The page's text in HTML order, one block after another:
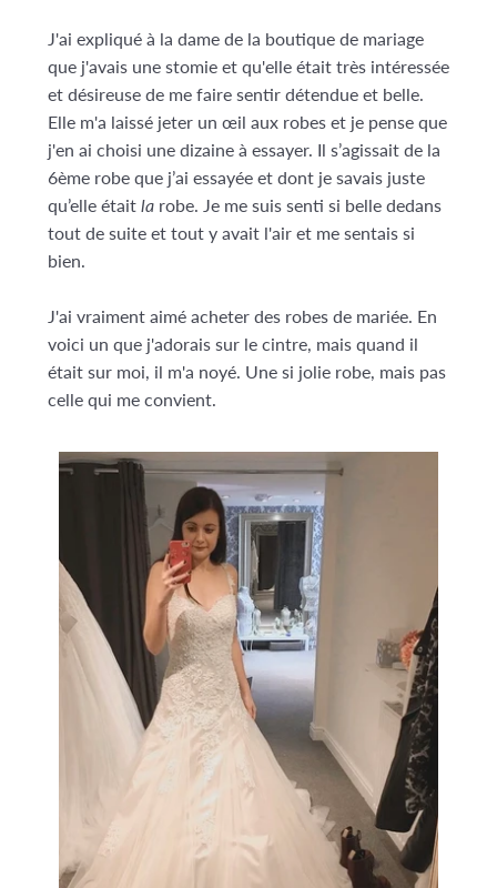
J'ai expliqué à la dame de la boutique de mariage
que j'avais une stomie et qu'elle était très intéressée
et désireuse de me faire sentir détendue et belle.
Elle m'a laissé jeter un œil aux robes et je pense que
j'en ai choisi une dizaine à essayer. Il s’agissait de la
6ème robe que j’ai essayée et dont je savais juste
qu’elle était larobe. Je me suis senti si belle dedans
tout de suite et tout y avait l'air et me sentais si
bien.
J'ai vraiment aimé acheter des robes de mariée. En
voici un que j'adorais sur le cintre, mais quand il
était sur moi, il m'a noyé. Une si jolie robe, mais pas
celle qui me convient.